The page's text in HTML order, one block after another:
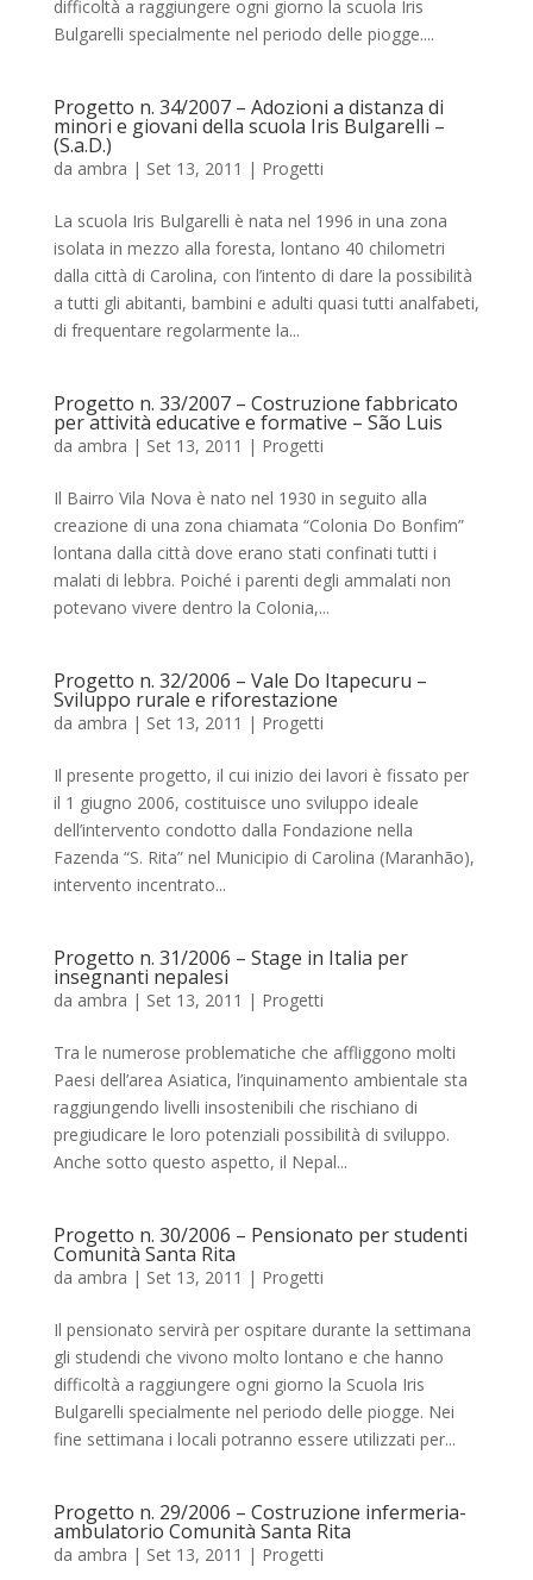
difficoltà a raggiungere ogni giorno la scuola Iris
Bulgarelli specialmente nel periodo delle piogge....
Progetto n. 34/2007 – Adozioni a distanza di
minori e giovani della scuola Iris Bulgarelli –
(S.a.D.)
da ambra | Set 13, 2011 | Progetti
La scuola Iris Bulgarelli è nata nel 1996 in una zona
isolata in mezzo alla foresta, lontano 40 chilometri
dalla città di Carolina, con l’intento di dare la possibilità
a tutti gli abitanti, bambini e adulti quasi tutti analfabeti,
di frequentare regolarmente la...
Progetto n. 33/2007 – Costruzione fabbricato
per attività educative e formative – São Luis
da ambra | Set 13, 2011 | Progetti
Il Bairro Vila Nova è nato nel 1930 in seguito alla
creazione di una zona chiamata “Colonia Do Bonfim”
lontana dalla città dove erano stati confinati tutti i
malati di lebbra. Poiché i parenti degli ammalati non
potevano vivere dentro la Colonia,...
Progetto n. 32/2006 – Vale Do Itapecuru –
Sviluppo rurale e riforestazione
da ambra | Set 13, 2011 | Progetti
Il presente progetto, il cui inizio dei lavori è fissato per
il 1 giugno 2006, costituisce uno sviluppo ideale
dell’intervento condotto dalla Fondazione nella
Fazenda “S. Rita” nel Municipio di Carolina (Maranhão),
intervento incentrato...
Progetto n. 31/2006 – Stage in Italia per
insegnanti nepalesi
da ambra | Set 13, 2011 | Progetti
Tra le numerose problematiche che affliggono molti
Paesi dell’area Asiatica, l’inquinamento ambientale sta
raggiungendo livelli insostenibili che rischiano di
pregiudicare le loro potenziali possibilità di sviluppo.
Anche sotto questo aspetto, il Nepal...
Progetto n. 30/2006 – Pensionato per studenti
Comunità Santa Rita
da ambra | Set 13, 2011 | Progetti
Il pensionato servirà per ospitare durante la settimana
gli studendi che vivono molto lontano e che hanno
difficoltà a raggiungere ogni giorno la Scuola Iris
Bulgarelli specialmente nel periodo delle piogge. Nei
fine settimana i locali potranno essere utilizzati per...
Progetto n. 29/2006 – Costruzione infermeria-
ambulatorio Comunità Santa Rita
da ambra | Set 13, 2011 | Progetti